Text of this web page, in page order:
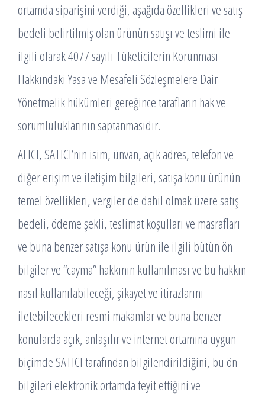
ortamda siparişini verdiği, aşağıda özellikleri ve satış
bedeli belirtilmiş olan ürünün satışı ve teslimi ile
ilgili olarak 4077 sayılı Tüketicilerin Korunması
Hakkındaki Yasa ve Mesafeli Sözleşmelere Dair
Yönetmelik hükümleri gereğince tarafların hak ve
sorumluluklarının saptanmasıdır.
ALICI, SATICI’nın isim, ünvan, açık adres, telefon ve
diğer erişim ve iletişim bilgileri, satışa konu ürünün
temel özellikleri, vergiler de dahil olmak üzere satış
bedeli, ödeme şekli, teslimat koşulları ve masrafları
ve buna benzer satışa konu ürün ile ilgili bütün ön
bilgiler ve “cayma” hakkının kullanılması ve bu hakkın
nasıl kullanılabileceği, şikayet ve itirazlarını
iletebilecekleri resmi makamlar ve buna benzer
konularda açık, anlaşılır ve internet ortamına uygun
biçimde SATICI tarafından bilgilendirildiğini, bu ön
bilgileri elektronik ortamda teyit ettiğini ve